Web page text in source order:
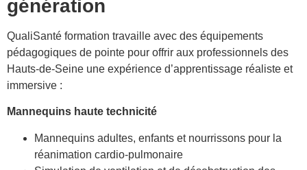
génération
QualiSanté formation travaille avec des équipements
pédagogiques de pointe pour offrir aux professionnels des
Hauts-de-Seine une expérience d’apprentissage réaliste et
immersive :
Mannequins haute technicité
Mannequins adultes, enfants et nourrissons pour la
réanimation cardio-pulmonaire